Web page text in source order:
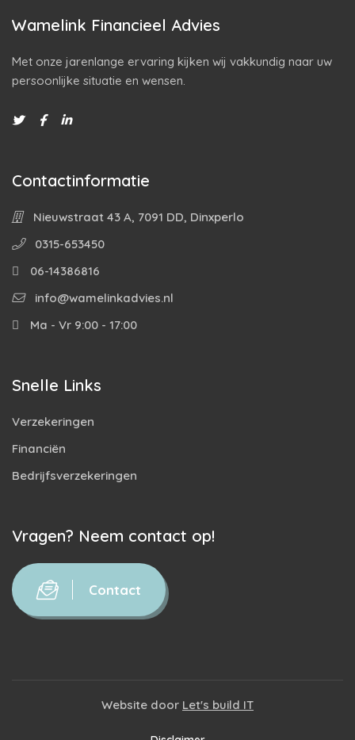
Wamelink Financieel Advies
Met onze jarenlange ervaring kijken wij vakkundig naar uw
persoonlijke situatie en wensen.
Contactinformatie
Nieuwstraat 43 A, 7091 DD, Dinxperlo
0315-653450
06-14386816
info@wamelinkadvies.nl
Ma - Vr 9:00 - 17:00
Snelle Links
Verzekeringen
Financiën
Bedrijfsverzekeringen
Vragen? Neem contact op!
Contact
Website door Let's build IT